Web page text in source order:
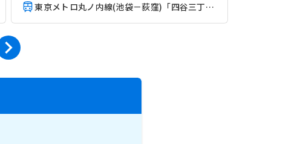
東京メトロ丸ノ内線(池袋－荻窪)「四谷三丁目駅」（徒歩4分）